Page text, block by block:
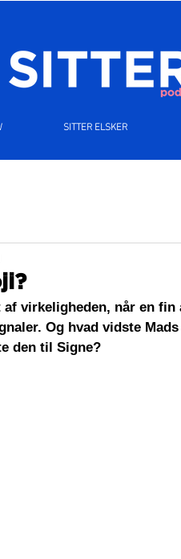
SITTER ELSKER
virkeligheden, når en
Og hvad vidste
den til Signe?